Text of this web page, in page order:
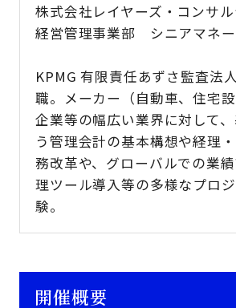
株式会社レイヤーズ・コンサ
経営管理事業部 シニアマネー
KPMG 有限責任あずさ監査法
職。メーカー（自動車、住宅
企業等の幅広い業界に対して
う管理会計の基本構想や経理
務改革や、グローバルでの業
理ツール導入等の多様なプロ
験。
開催概要